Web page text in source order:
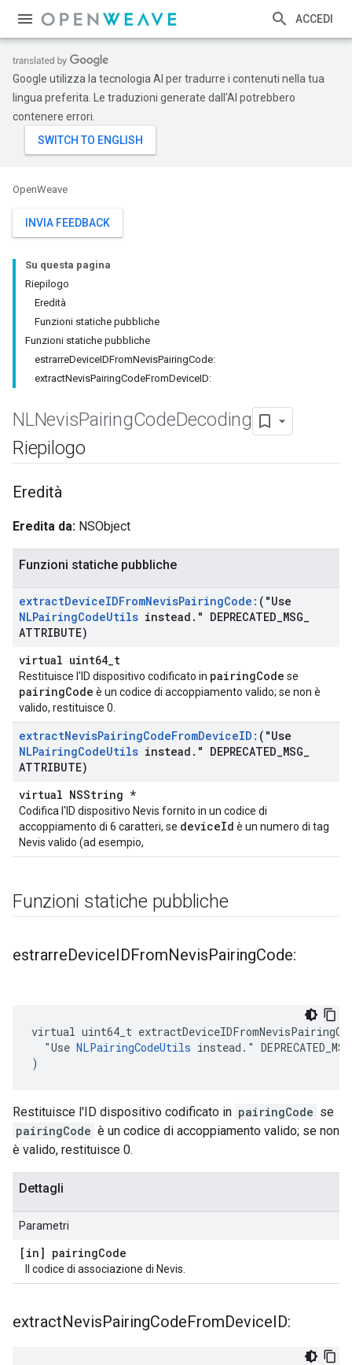
ACCEDI
Google utilizza la tecnologia AI per tradurre i contenuti nella tua
lingua preferita. Le traduzioni generate dall'AI potrebbero
contenere errori.
OpenWeave
INVIA FEEDBACK
Su questa pagina
Riepilogo
Eredità
Funzioni statiche pubbliche
Funzioni statiche pubbliche
estrarreDeviceIDFromNevisPairingCode:
extractNevisPairingCodeFromDeviceID:
NLNevisPairingCodeDecoding
Riepilogo
Eredità
Eredita da: NSObject
Funzioni statiche pubbliche
extractDeviceIDFromNevisPairingCode: ("Use
NLPairingCodeUtils instead . " DEPRECATED MSG
ATTRIBUTE)
virtual uint64_t
Restituisce l'ID dispositivo codificato in pairingCode se
pairingCode è un codice di accoppiamento valido; se non è
valido, restituisce 0.
extractNevisPairingCodeFromDeviceID: ("Use
NLPairingCodeUtils instead . " DEPRECATED MSG
ATTRIBUTE)
virtual NSString *
Codifica l'ID dispositivo Nevis fornito in un codice di
accoppiamento di 6 caratteri, se deviceId è un numero di tag
Nevis valido (ad esempio,
Funzioni statiche pubbliche
estrarreDeviceIDFromNevisPairingCode:
virtual uint64_t
  "Use
NLPairingCodeUtils instead."
)
Restituisce l'ID dispositivo codificato in pairingCode se
pairingCode è un codice di accoppiamento valido; se non
è valido, restituisce 0.
Dettagli
Parametri
[in] pairingCode
Il codice di associazione di Nevis.
extractNevisPairingCodeFromDeviceID: